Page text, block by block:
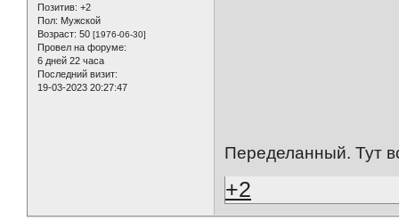
Позитив: +2
Пол: Мужской
Возраст: 50 [1976-06-30]
Провел на форуме:
6 дней 22 часа
Последний визит:
19-03-2023 20:27:47
Переделанный. Тут
+2